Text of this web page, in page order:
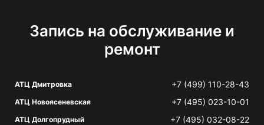
Запись на обслуживание и
ремонт
АТЦ Дмитровка +7 (499) 110-28-43
АТЦ Новоясеневская +7 (495) 023-10-01
АТЦ Долгопрудный +7 (495) 032-08-22